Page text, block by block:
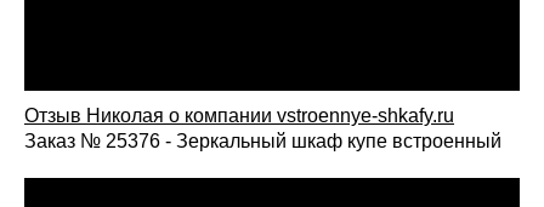
Отзыв Николая о компании vstroennye-shkafy.ru
Заказ № 25376 - Зеркальный шкаф купе встроенный